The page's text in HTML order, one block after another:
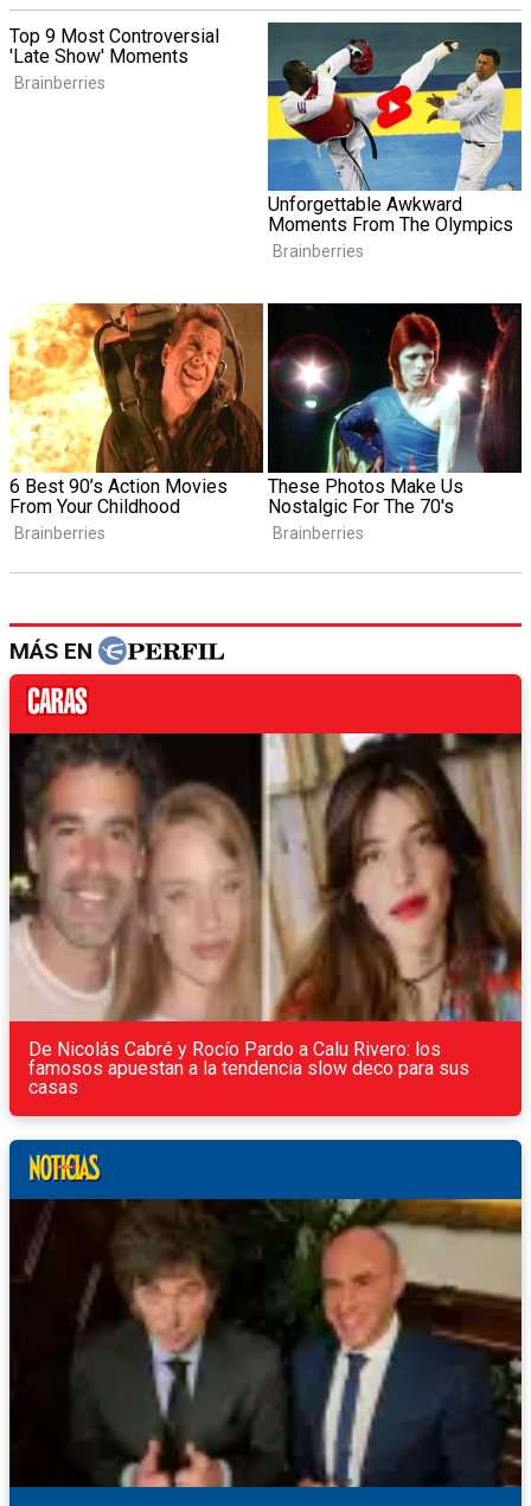
MÁS EN
De Nicolás Cabré y Rocío Pardo a Calu Rivero: los
famosos apuestan a la tendencia slow deco para sus
casas